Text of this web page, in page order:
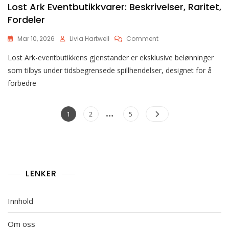
Lost Ark Eventbutikkvarer: Beskrivelser, Raritet,
Fordeler
Mar 10, 2026 Livia Hartwell CommentOn
Ark
Eventbutikkvarer:
Beskrivelser,
Lost Ark-eventbutikkens gjenstander er eksklusive belønninger
som tilbys under tidsbegrensede spillhendelser, designet for å
forbedre
Posts
pagination
Page
1 Page
2 … Page
5
LENKER
Innhold
Om oss